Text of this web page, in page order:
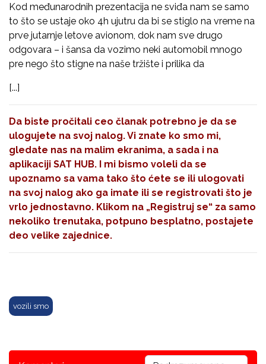
Kod međunarodnih prezentacija ne sviđa nam se samo
to što se ustaje oko 4h ujutru da bi se stiglo na vreme na
prve jutarnje letove avionom, dok nam sve drugo
odgovara – i šansa da vozimo neki automobil mnogo
pre nego što stigne na naše tržište i prilika da
[...]
Da biste pročitali ceo članak potrebno je da se
ulogujete na svoj nalog. Vi znate ko smo mi,
gledate nas na malim ekranima, a sada i na
aplikaciji SAT HUB. I mi bismo voleli da se
upoznamo sa vama tako što ćete se ili ulogovati
na svoj nalog ako ga imate ili se registrovati što je
vrlo jednostavno. Klikom na „Registruj se“ za samo
nekoliko trenutaka, potpuno besplatno, postajete
deo velike zajednice.
vozili smo